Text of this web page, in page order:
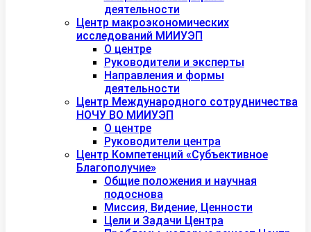
деятельности
Центр макроэкономических
исследований МИИУЭП
О центре
Руководители и эксперты
Направления и формы
деятельности
Центр Международного сотрудничества
НОЧУ ВО МИИУЭП
О центре
Руководители центра
Центр Компетенций «Субъективное
Благополучие»
Общие положения и научная
подоснова
Миссия, Видение, Ценности
Цели и Задачи Центра